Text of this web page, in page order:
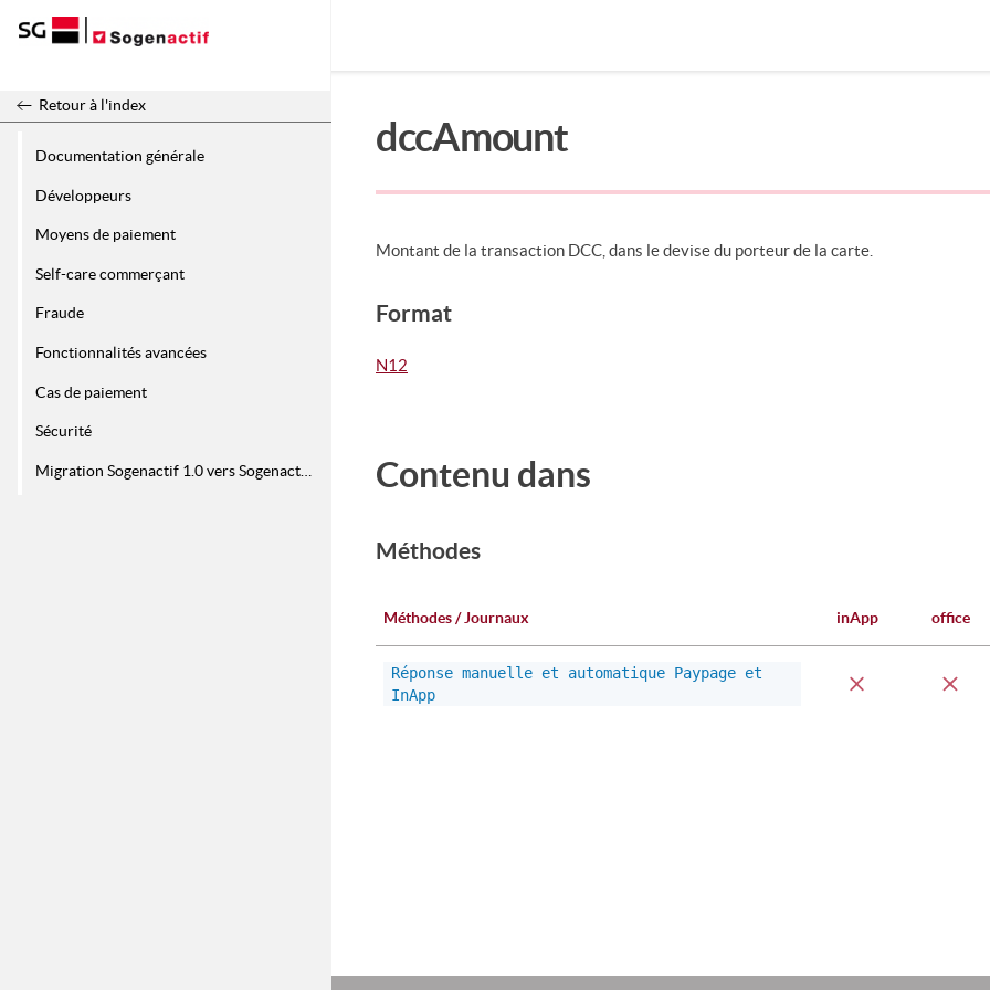
Retour à l'index
Documentation générale
Développeurs
Moyens de paiement
Self-care commerçant
Fraude
Fonctionnalités avancées
Cas de paiement
Sécurité
dccAmount
Montant de la transaction DCC, dans le devise du porteur de la carte.
Format
N12
Contenu dans
Méthodes
Méthodes / Journaux inApp office
Réponse manuelle et automatique Paypage et
InApp